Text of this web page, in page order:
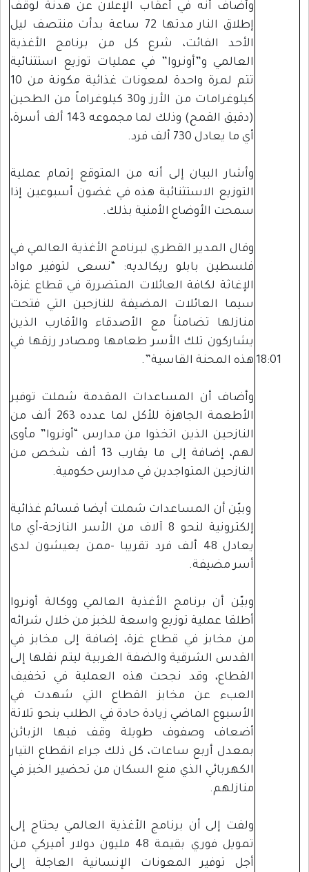
18:01
وأضاف أنه في أعقاب الإعلان عن هدنة لوقف
إطلاق النار مدتها 72 ساعة بدأت منتصف ليل
الأحد الفائت، شرع كل من برنامج الأغذية
العالمي و”أونروا” في عمليات توزيع استثنائية
تتم لمرة واحدة لمعونات غذائية مكونة من 10
كيلوغرامات من الأرز و30 كيلوغراماً من الطحين
(دقيق القمح) وذلك لما مجموعه 143 ألف أسرة،
أي ما يعادل 730 ألف فرد.
وأشار البيان إلى أنه من المتوقع إتمام عملية
التوزيع الاستثنائية هذه في غضون أسبوعين إذا
سمحت الأوضاع الأمنية بذلك.
وقال المدير القطري لبرنامج الأغذية العالمي في
فلسطين بابلو ريكالديه: “نسعى لتوفير مواد
الإغاثة لكافة العائلات المتضررة في قطاع غزة،
سيما العائلات المضيفة للنازحين التي فتحت
منازلها تضامناً مع الأصدقاء والأقارب الذين
يشاركون تلك الأسر طعامها ومصادر رزقها في
هذه المحنة القاسية”.
وأضاف أن المساعدات المقدمة شملت توفير
الأطعمة الجاهزة للأكل لما عدده 263 ألف من
النازحين الذين اتخذوا من مدارس “أونروا” مأوى
لهم، إضافة إلى ما يقارب 13 ألف شخص من
النازحين المتواجدين في مدارس حكومية.
وبيّن أن المساعدات شملت أيضا قسائم غذائية
إلكترونية لنحو 8 آلاف من الأسر النازحة-أي ما
يعادل 48 ألف فرد تقريبا -ممن يعيشون لدى
أسر مضيفة.
وبيّن أن برنامج الأغذية العالمي ووكالة أونروا
أطلقا عملية توزيع واسعة للخبز من خلال شرائه
من مخابز في قطاع غزة، إضافة إلى مخابز في
القدس الشرقية والضفة الغربية ليتم نقلها إلى
القطاع، وقد نجحت هذه العملية في تخفيف
العبء عن مخابز القطاع التي شهدت في
الأسبوع الماضي زيادة حادة في الطلب بنحو ثلاثة
أضعاف وصفوف طويلة وقف فيها الزبائن
بمعدل أربع ساعات، كل ذلك جراء انقطاع التيار
الكهربائي الذي منع السكان من تحضير الخبز في
منازلهم.
ولفت إلى أن برنامج الأغذية العالمي يحتاج إلى
تمويل فوري بقيمة 48 مليون دولار أميركي من
أجل توفير المعونات الإنسانية العاجلة إلى